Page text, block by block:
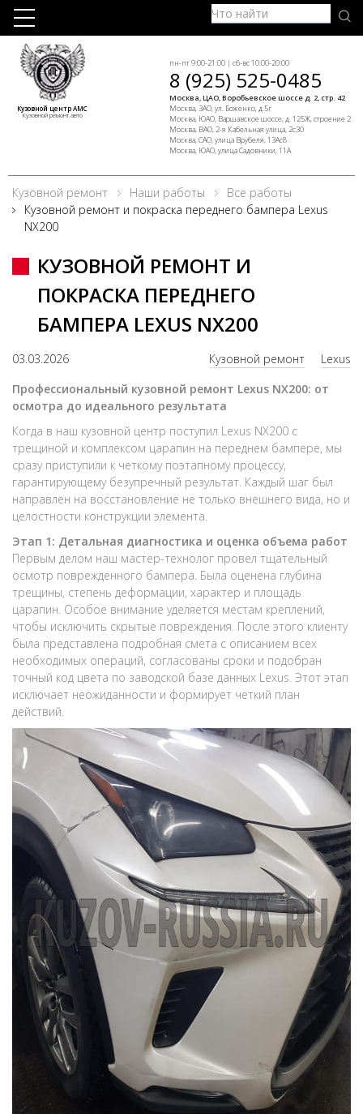
Кузовной центр АМС
Кузовной ремонт авто
пн-пт 9:00-21:00 | сб-вс 10:00-20:00
8 (925) 525-0485
Москва, ЦАО, Воробьевское шоссе д. 2, стр. 42
Москва, ЗАО, ул. Боженко, д.5г
Москва, ЮАО, Варшавское шоссе, д. 125Ж, строение 2
Москва, ВАО, 2-я Кабельная улица, 2с30
Москва, САО, улица Врубеля, 13Ас8
Москва, ЮАО, улица Садовники, 11А
Кузовной ремонт Наши работы
Все работы
Кузовной ремонт и покраска переднего бампера Lexus
NX200
КУЗОВНОЙ РЕМОНТ И
ПОКРАСКА ПЕРЕДНЕГО
БАМПЕРА LEXUS NX200
03.03.2026 Кузовной ремонт
Lexus
Профессиональный кузовной ремонт Lexus NX200: от
осмотра до идеального результата
Когда в наш кузовной центр поступил Lexus NX200 с
трещиной и комплексом царапин на переднем бампере, мы
сразу приступили к четкому поэтапному процессу,
гарантирующему безупречный результат. Каждый шаг был
направлен на восстановление не только внешнего вида, но и
целостности конструкции элемента.
Этап 1: Детальная диагностика и оценка объема работ
Первым делом наш мастер-технолог провел тщательный
осмотр поврежденного бампера. Была оценена глубина
трещины, степень деформации, характер и площадь
царапин. Особое внимание уделяется местам креплений,
чтобы исключить скрытые повреждения. После этого клиенту
была представлена подробная смета с описанием всех
необходимых операций, согласованы сроки и подобран
точный код цвета по заводской базе данных Lexus. Этот этап
исключает неожиданности и формирует четкий план
действий.